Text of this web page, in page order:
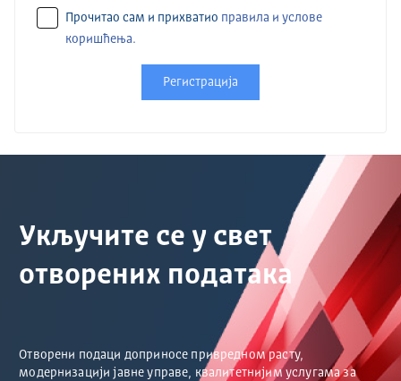
Прочитао сам и прихватио правила и услове
коришћења.
Регистрација
Укључите се у свет
отворених података
Отворени подаци доприносе привредном расту,
модернизацији јавне управе, квалитетнијим услугама за